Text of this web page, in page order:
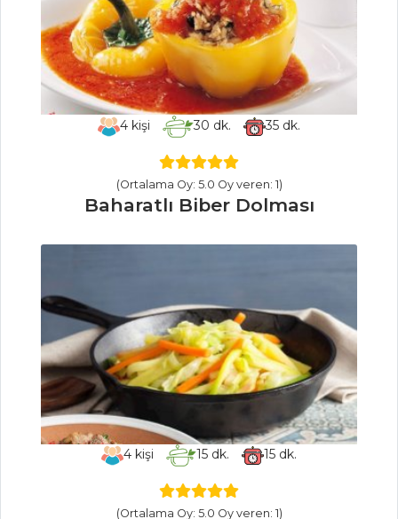
https://yemekyapin.com/kuru-
dolma/
Zeytinyağlı Patlıcan
Sebze Yemekleri Tüm
Tarifleri
PILAV VE MAKARNA
Porçini Mantarlı Risotto
Pilav ve Makarna Tüm
Tarifleri
MASTERCHEF
Ev hanımından pratik türlü
yemeği tarifi...
En pratik yumurtalı köfte
4 kişi 30 dk. 35dk.
(Ortalama Oy: 5.0 Oy veren: 1)
Baharatlı Biber Dolması
4kişi 15 dk. 15 dk.
(Ortalama Oy: 5.0 Oy veren: 1)